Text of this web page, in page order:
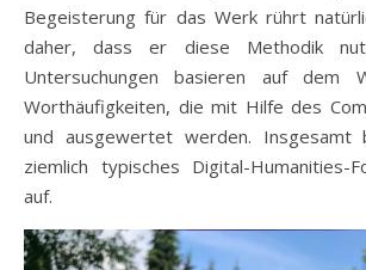
Begeisterung für das Werk rührt
daher, dass er diese Methodik
Untersuchungen basieren auf dem
Worthäufigkeiten, die mit Hilfe des
und ausgewertet werden.
ziemlich typisches Digital-Humanities-
auf.